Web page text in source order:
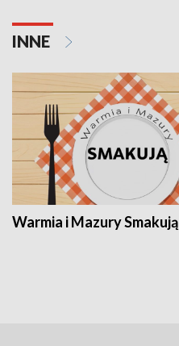
INNE
Warmia i Mazury Smakują